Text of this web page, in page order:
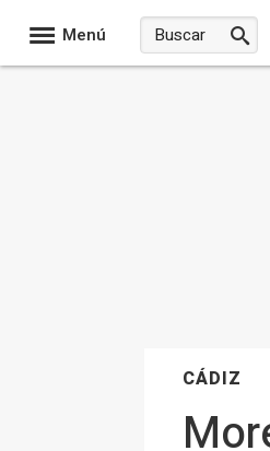
Menú
CÁDIZ